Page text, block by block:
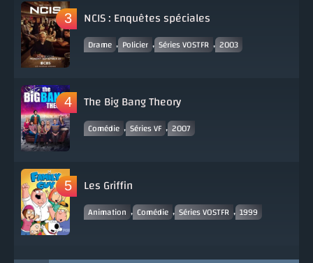
NCIS : Enquêtes spéciales
Drame , Policier , Séries VOSTFR , 2003
The Big Bang Theory
Comédie , Séries VF , 2007
Les Griffin
Animation , Comédie , Séries VOSTFR , 1999